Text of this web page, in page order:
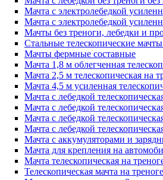
Мачта с электролебедкой
Мачта с электролебедкой
Мачты без треноги, лебедки и
Стальные телескопические
Мачты фермные составные
Мачта 1,8 м облегченная
Мачта 2,5 м телескопическая на
Мачта 4,5 м усиленная
Мачта с лебедкой
Мачта с лебедкой
Мачта с лебедкой
Мачта с лебедкой
Мачта с аккумуляторами и
Мачта для крепления на
Мачта телескопическая на
Телескопическая мачта на треноге